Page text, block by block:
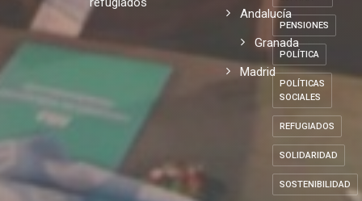
experiencia
refugiados
Andalucia
Local
Andalucía
Granada
PARTIDOS
POLÍTICOS
DE
ESPAÑA
PENSIONES
POLÍTICA
POLÍTICAS
SOCIALES
REFUGIADOS